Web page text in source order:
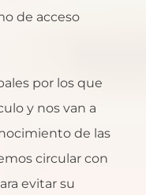
de acceso
por los que
y nos van a
de las
circular con
evitar su